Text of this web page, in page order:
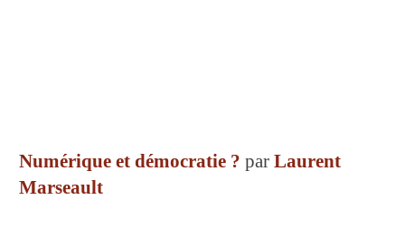
Numérique et démocratie ? par Laurent
Marseault